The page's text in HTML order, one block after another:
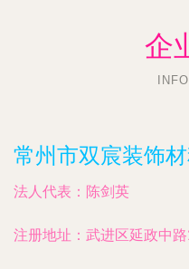
企
常州市双宸装饰
法人代表： 陈剑英
注册地址： 武进区延政中